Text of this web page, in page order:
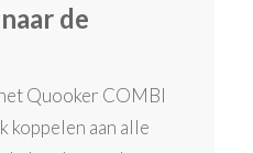
de
Quooker COMBI
koppelen aan alle